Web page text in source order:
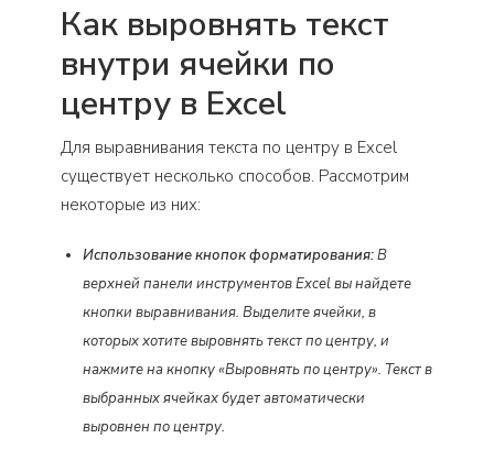
Как выровнять текст
внутри ячейки по
центру в Excel
Для выравнивания текста по центру в Excel
существует несколько способов. Рассмотрим
некоторые из них:
Использование кнопок форматирования:В
верхней панели инструментов Excel вы найдете
кнопки выравнивания. Выделите ячейки, в
которых хотите выровнять текст по центру, и
нажмите на кнопку «Выровнять по центру». Текст в
выбранных ячейках будет автоматически
выровнен по центру.